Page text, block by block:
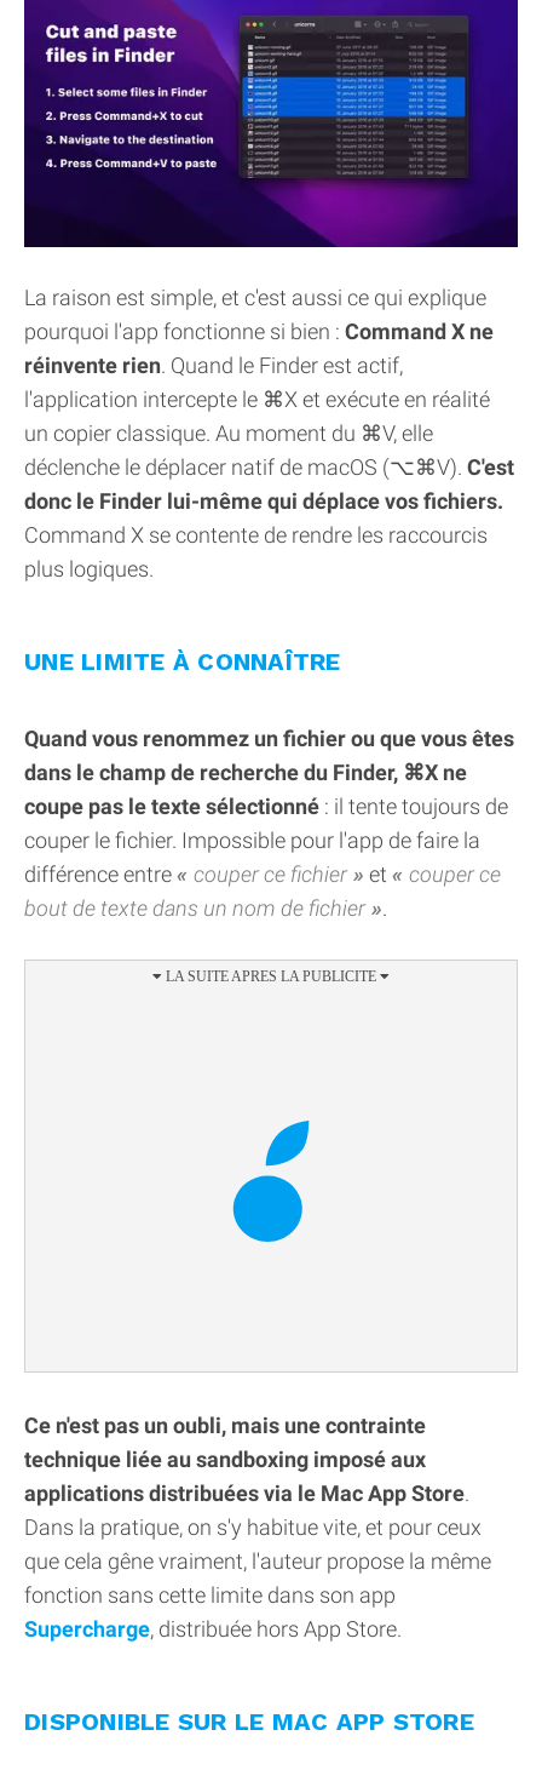
La raison est simple, et c'est aussi ce qui explique
pourquoi l'app fonctionne si bien : Command X ne
réinvente rien. Quand le Finder est actif,
l'application intercepte le ⌘X et exécute en réalité
un copier classique. Au moment du ⌘V, elle
déclenche le déplacer natif de macOS (⌥⌘V). C'est
donc le Finder lui-même qui déplace vos fichiers.
Command X se contente de rendre les raccourcis
plus logiques.
UNE LIMITE À CONNAÎTRE
Quand vous renommez un fichier ou que vous êtes
dans le champ de recherche du Finder, ⌘X ne
coupe pas le texte sélectionné : il tente toujours de
couper le fichier. Impossible pour l'app de faire la
différence entre
couper ce fichier et
couper ce
bout de texte dans un nom de fichier
.
Ce n'est pas un oubli, mais une contrainte
technique liée au sandboxing imposé aux
applications distribuées via le Mac App Store.
Dans la pratique, on s'y habitue vite, et pour ceux
que cela gêne vraiment, l'auteur propose la même
fonction sans cette limite dans son app
Supercharge, distribuée hors App Store.
DISPONIBLE SUR LE MAC APP STORE